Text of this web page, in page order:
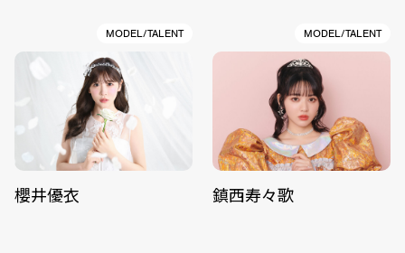
MODEL/TALENT
櫻井優衣
MODEL/TALENT
鎮西寿々歌